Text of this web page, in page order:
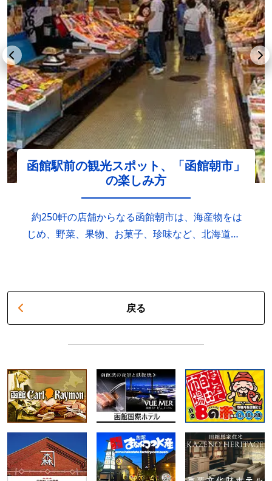
函館駅前の観光スポット、「函館朝市」
の楽しみ方
約250軒の店舗からなる函館朝市は、海産物をは
じめ、野菜、果物、お菓子、珍味など、北海道・
ポットとして知られています。 外周を徒歩でひ
ない」「おみやげを買う以外にも何が楽しめるか
知りたい」という函館朝市初心者に向けて、押さ
えておきたい店や体験を大特集します。 函館朝
市全体図（函館朝市公式サイトより）⇒PDF ◆
函館朝市名物「元祖活いか釣り掘」 函館朝市で
まず体験しておきたいのが、その日の朝に入荷し
た活イカを自分で釣り上げる「活いか釣り堀」。
戻る